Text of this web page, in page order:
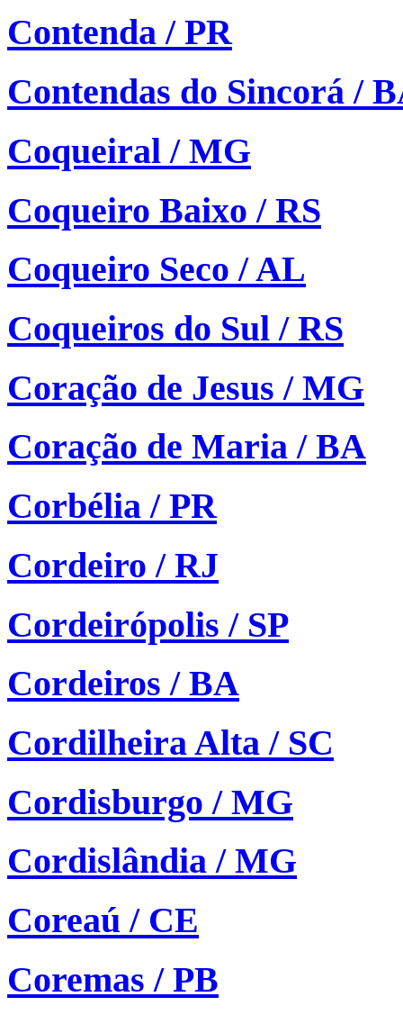
Contenda / PR
Contendas do Sincorá /
Coqueiral / MG
Coqueiro Baixo / RS
Coqueiro Seco / AL
Coqueiros do Sul / RS
Coração de Jesus / MG
Coração de Maria / BA
Corbélia / PR
Cordeiro / RJ
Cordeirópolis / SP
Cordeiros / BA
Cordilheira Alta / SC
Cordisburgo / MG
Cordislândia / MG
Coreaú / CE
Coremas / PB